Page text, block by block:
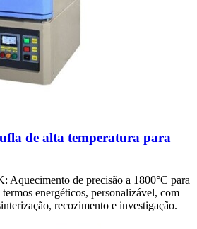
de alta temperatura para
Aquecimento de precisão a 1800°C para
energéticos, personalizável, com
recozimento e investigação.